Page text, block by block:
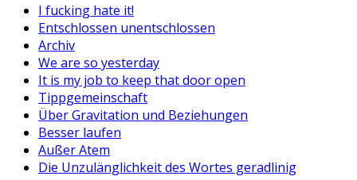
I fucking hate it!
Entschlossen unentschlossen
Archiv
We are so yesterday
It is my job to keep that door open
Tippgemeinschaft
Über Gravitation und Beziehungen
Besser laufen
Außer Atem
Die Unzulänglichkeit des Wortes geradlinig